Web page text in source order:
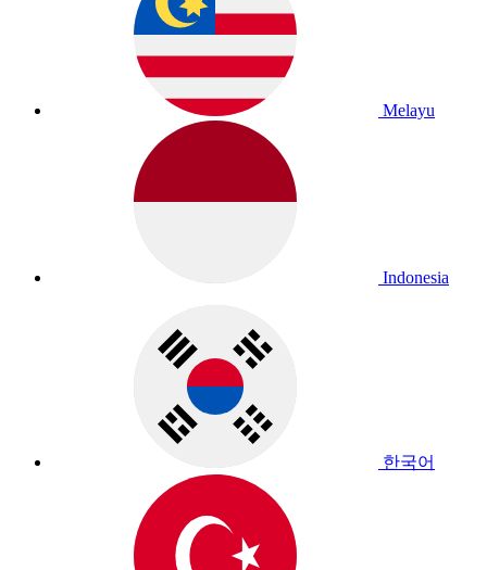
Melayu
Indonesia
한국어